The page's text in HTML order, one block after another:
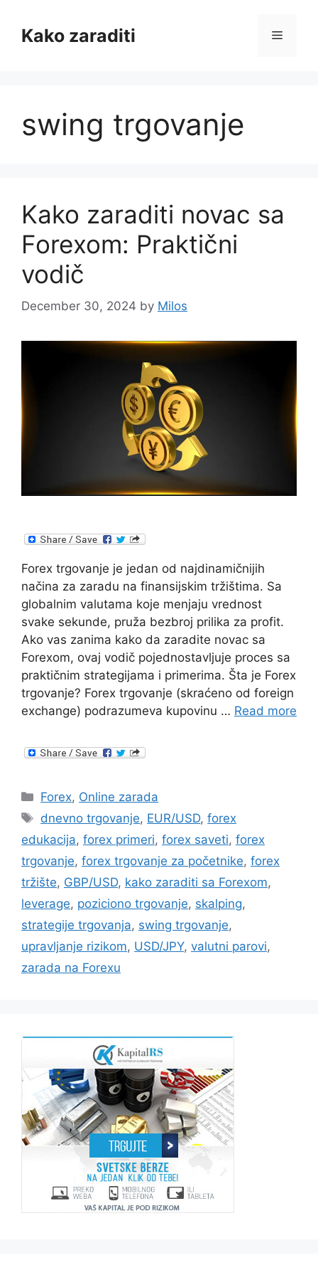
contentKako zaraditi Menu
swing trgovanje
Kako zaraditi novac sa
Forexom: Praktični
vodič
December 30, 2024 by Milos
Forex trgovanje je jedan od najdinamičnijih
načina za zaradu na finansijskim tržištima. Sa
globalnim valutama koje menjaju vrednost
svake sekunde, pruža bezbroj prilika za profit.
Ako vas zanima kako da zaradite novac sa
Forexom, ovaj vodič pojednostavljuje proces sa
praktičnim strategijama i primerima. Šta je Forex
trgovanje? Forex trgovanje (skraćeno od foreign
exchange) podrazumeva kupovinu … Read more
Categories
Forex, Online zarada
Tags
dnevno trgovanje, EUR/USD,forex
edukacija, forex primeri, forex saveti, forex
trgovanje, forex trgovanje za početnike, forex
tržište, GBP/USD, kako zaraditi sa Forexom,
leverage, poziciono trgovanje, skalping,
strategije trgovanja, swing trgovanje,
upravljanje rizikom, USD/JPY, valutni parovi,
zarada na Forexu